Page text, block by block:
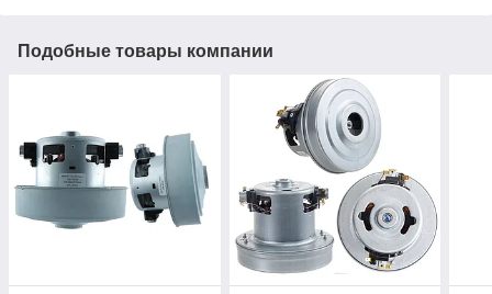
Подобные товары компании